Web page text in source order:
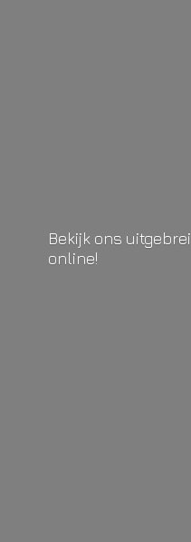
Bekijk ons
online!